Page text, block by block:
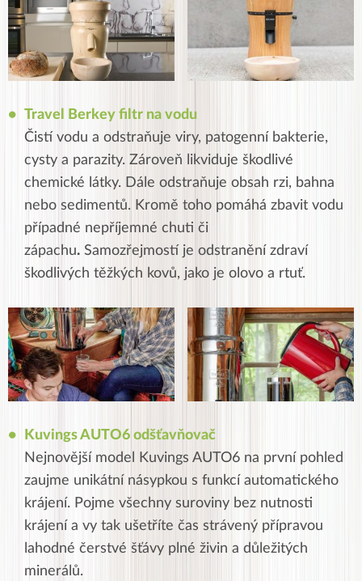
Travel Berkey filtr na vodu
Čistí vodu a odstraňuje viry, patogenní bakterie,
cysty a parazity. Zároveň likviduje škodlivé
chemické látky. Dále odstraňuje obsah rzi, bahna
nebo sedimentů. Kromě toho pomáhá zbavit vodu
případné nepříjemné chuti či
zápachu. Samozřejmostí je odstranění zdraví
škodlivých těžkých kovů, jako je olovo a rtuť.
Kuvings AUTO6 odšťavňovač
Nejnovější model Kuvings AUTO6 na první pohled
zaujme unikátní násypkou s funkcí automatického
krájení. Pojme všechny suroviny bez nutnosti
krájení a vy tak ušetříte čas strávený přípravou
lahodné čerstvé šťávy plné živin a důležitých
minerálů.